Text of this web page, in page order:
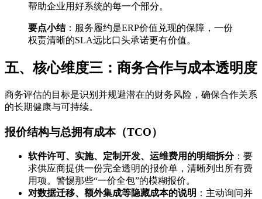
帮助企业用好系统的每一个部分。
要点小结：服务履约是ERP价值兑现的保障，一份
权责清晰的SLA远比口头承诺更有价值。
五、核心维度三：商务合作与成本透明度
商务评估的目标是识别并规避潜在的财务风险，确保合作关系
的长期健康与可持续。
报价结构与总拥有成本（TCO）
软件许可、实施、定制开发、运维费用的明细拆分：要
求供应商提供一份完全透明的报价单，清晰列出所有费
用项。警惕那些“一价全包”的模糊报价。
对数据迁移、额外集成等隐藏成本的说明 ：主动询问并